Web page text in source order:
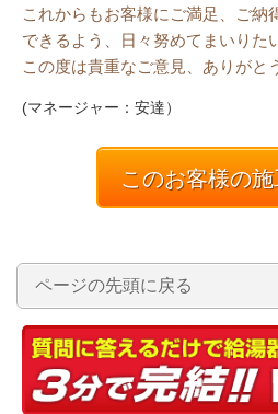
これからもお客様にご満足、ご納
できるよう、日々努めてまいりた
この度は貴重なご意見、ありがと
(マネージャー：安達）
このお客様の
ページの先頭に戻る